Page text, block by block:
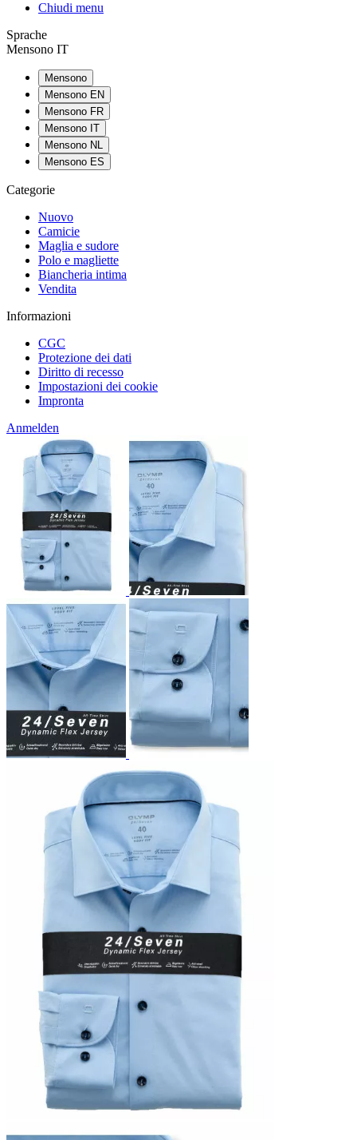
Chiudi menu
Sprache
Mensono IT
Mensono
Mensono EN
Mensono FR
Mensono IT
Mensono NL
Mensono ES
Categorie
Nuovo
Camicie
Maglia e sudore
Polo e magliette
Biancheria intima
Vendita
Informazioni
CGC
Protezione dei dati
Diritto di recesso
Impostazioni dei cookie
Impronta
Anmelden